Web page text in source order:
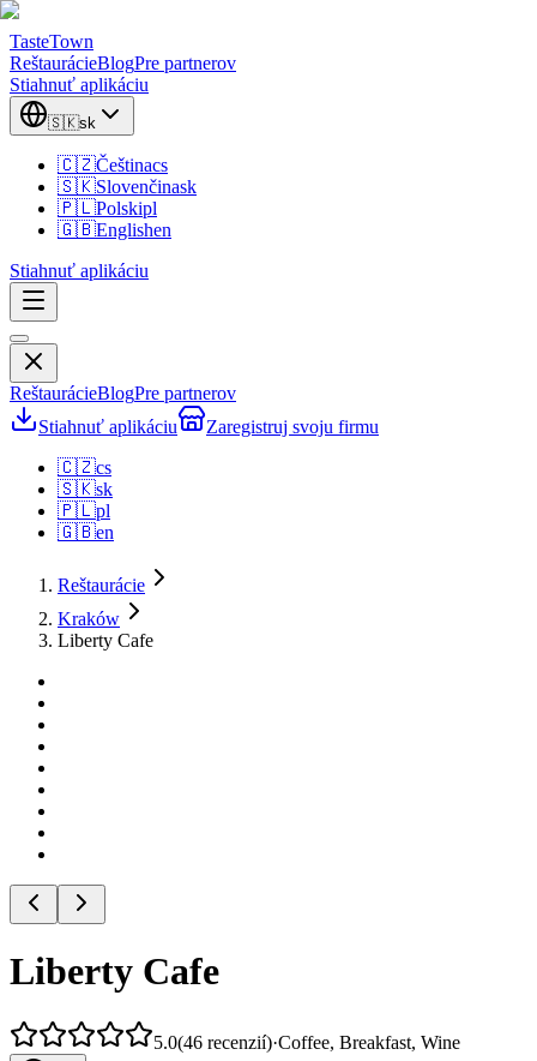
TasteTown
ReštaurácieBlogPre partnerov
Stiahnuť aplikáciu
🇸🇰sk
🇨🇿Češtinacs
🇸🇰Slovenčinask
🇵🇱Polskipl
🇬🇧Englishen
Stiahnuť aplikáciu
ReštaurácieBlogPre partnerov
Stiahnuť aplikáciu
Zaregistruj svoju firmu
🇨🇿cs
🇸🇰sk
🇵🇱pl
🇬🇧en
Reštaurácie
Kraków
Liberty Cafe
Liberty Cafe
5.0(46 recenzií)·Coffee, Breakfast, Wine